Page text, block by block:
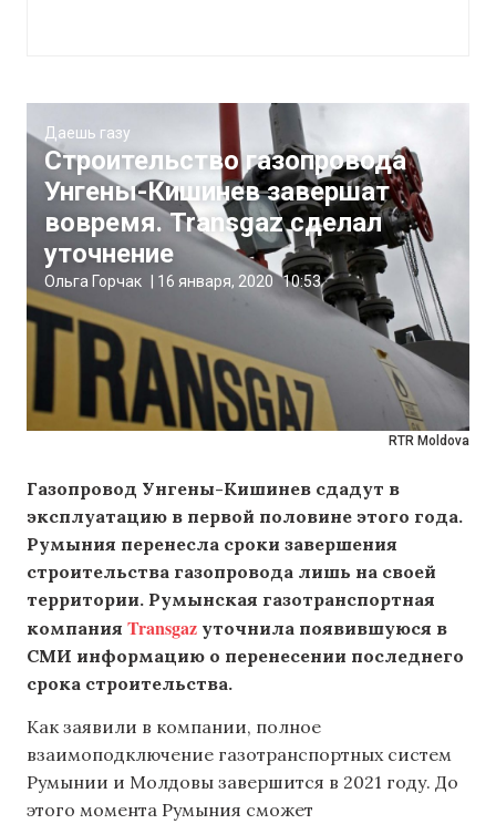
RTR Moldova
Даешь газу
Строительство газопровода
Унгены-Кишинев завершат
вовремя. Transgaz сделал
уточнение
Ольга Горчак 16 января, 2020 10:53
Газопровод Унгены-Кишинев сдадут в
эксплуатацию в первой половине этого года.
Румыния перенесла сроки завершения
строительства газопровода лишь на своей
территории. Румынская газотранспортная
компания Transgaz уточнила появившуюся в
СМИ информацию о перенесении последнего
срока строительства.
Как заявили в компании, полное
взаимоподключение газотранспортных систем
Румынии и Молдовы завершится в 2021 году. До
этого момента Румыния сможет